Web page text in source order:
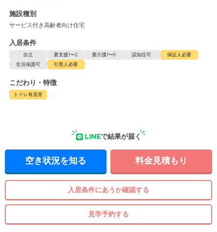
施設種別
サービス付き高齢者向け住宅
入居条件
自立 要支援1〜2 要介護1〜5 認知症可
保証人必要
生活保護可
引受人必要
こだわり・特徴
トイレ有居室
LINEで結果が届く
空き状況を知る 料金見積もり
入居条件にあうか確認する
見学予約する